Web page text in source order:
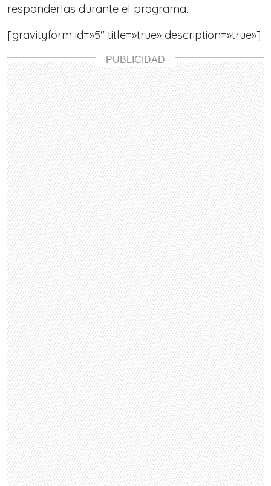
responderlas durante el programa.
[gravityform id=»5″ title=»true» description=»true»]